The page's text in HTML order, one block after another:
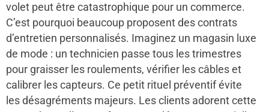
volet peut être catastrophique pour un commerce.
C’est pourquoi beaucoup proposent des contrats
d’entretien personnalisés. Imaginez un magasin luxe
de mode : un technicien passe tous les trimestres
pour graisser les roulements, vérifier les câbles et
calibrer les capteurs. Ce petit rituel préventif évite
les désagréments majeurs. Les clients adorent cette